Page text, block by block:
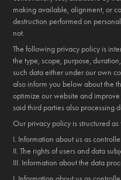
making available, alignment, or
destruction performed on
not.
The following privacy policy is
the type, scope, purpose,
such data either under our own
also inform you below about the
optimize our website and
said third parties also processing
Our privacy policy is structured as
I. Information about us as
II. The rights of users and data
III. Information about the data